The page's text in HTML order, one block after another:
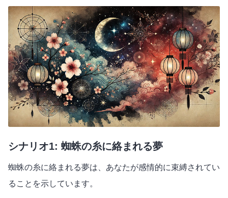
シナリオ1: 蜘蛛の糸に絡まれる夢
蜘蛛の糸に絡まれる夢は、あなたが感情的に束縛されてい
ることを示しています。